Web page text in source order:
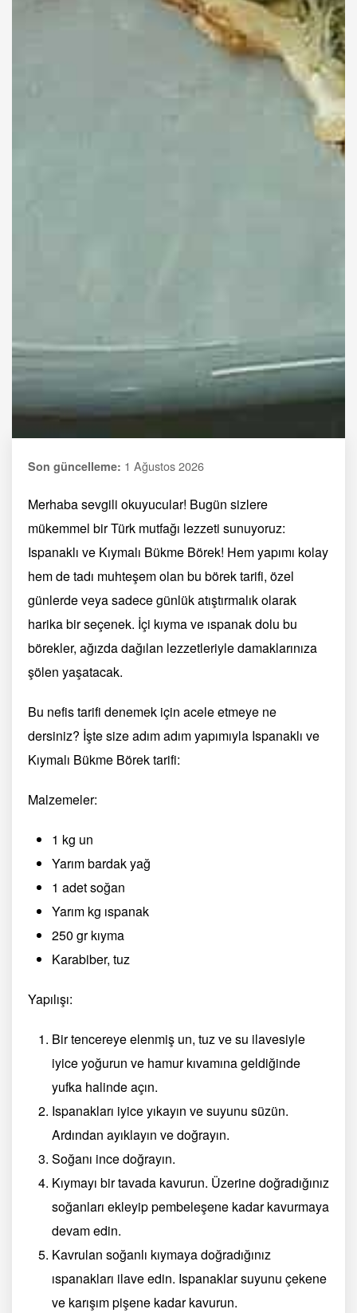
Son güncelleme: 1 Ağustos 2026
Merhaba sevgili okuyucular! Bugün sizlere
mükemmel bir Türk mutfağı lezzeti sunuyoruz:
Ispanaklı ve Kıymalı Bükme Börek! Hem yapımı kolay
hem de tadı muhteşem olan bu börek tarifi, özel
günlerde veya sadece günlük atıştırmalık olarak
harika bir seçenek. İçi kıyma ve ıspanak dolu bu
börekler, ağızda dağılan lezzetleriyle damaklarınıza
şölen yaşatacak.
Bu nefis tarifi denemek için acele etmeye ne
dersiniz? İşte size adım adım yapımıyla Ispanaklı ve
Kıymalı Bükme Börek tarifi:
Malzemeler:
1 kg un
Yarım bardak yağ
1 adet soğan
Yarım kg ıspanak
250 gr kıyma
Karabiber, tuz
Yapılışı:
Bir tencereye elenmiş un, tuz ve su ilavesiyle
iyice yoğurun ve hamur kıvamına geldiğinde
yufka halinde açın.
Ispanakları iyice yıkayın ve suyunu süzün.
Ardından ayıklayın ve doğrayın.
Soğanı ince doğrayın.
Kıymayı bir tavada kavurun. Üzerine doğradığınız
soğanları ekleyip pembeleşene kadar kavurmaya
devam edin.
Kavrulan soğanlı kıymaya doğradığınız
ıspanakları ilave edin. Ispanaklar suyunu çekene
ve karışım pişene kadar kavurun.